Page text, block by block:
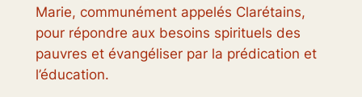
Marie, communément appelés Clarétains,
pour répondre aux besoins spirituels des
pauvres et évangéliser par la prédication et
l’éducation.